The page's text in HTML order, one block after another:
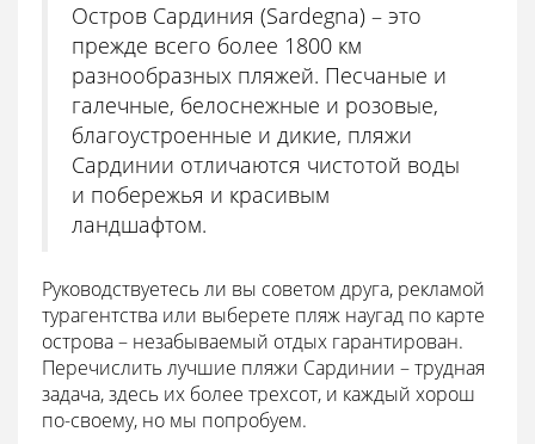
Остров Сардиния (Sardegna) – это
прежде всего более 1800 км
разнообразных пляжей. Песчаные и
галечные, белоснежные и розовые,
благоустроенные и дикие, пляжи
Сардинии отличаются чистотой воды
и побережья и красивым
ландшафтом.
Руководствуетесь ли вы советом друга, рекламой
турагентства или выберете пляж наугад по карте
острова – незабываемый отдых гарантирован.
Перечислить лучшие пляжи Сардинии – трудная
задача, здесь их более трехсот, и каждый хорош
по-своему, но мы попробуем.